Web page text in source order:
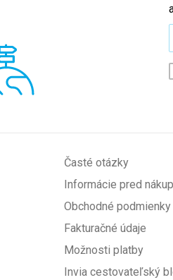
Časté otázky
Informácie pred
Obchodné podmienky
Fakturačné údaje
Možnosti platby
Invia cestovateľský